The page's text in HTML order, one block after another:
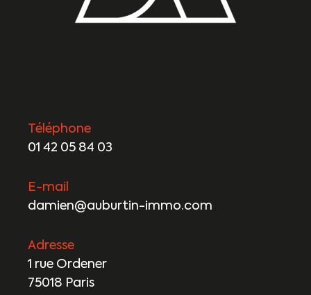
Téléphone
01 42 05 84 03
E-mail
damien@auburtin-immo.com
Adresse
1 rue Ordener
75018 Paris